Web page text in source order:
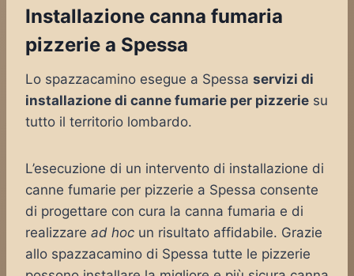
Installazione canna fumaria
pizzerie a Spessa
Lo spazzacamino esegue a Spessa servizi di
installazione di canne fumarie per pizzerie su
tutto il territorio lombardo.
L’esecuzione di un intervento di installazione di
canne fumarie per pizzerie a Spessa consente
di progettare con cura la canna fumaria e di
realizzare ad hoc un risultato affidabile. Grazie
allo spazzacamino di Spessa tutte le pizzerie